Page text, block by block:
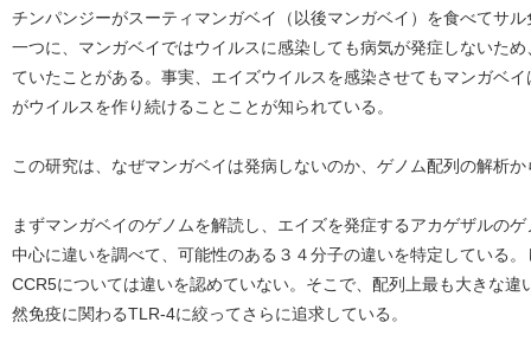
チンパンジーがスーティマンガベイ（以後マンガベイ）を食べてサ
一つに、マンガベイではウイルスに感染しても病気が発症しないた
ていたことがある。事実、エイズウイルスを感染させてもマンガベ
がウイルスを作り続けることことが知られている。
この研究は、なぜマンガベイは発病しないのか、ゲノム配列の解析
まずマンガベイのゲノムを解読し、エイズを発症するアカゲザルの
中心に違いを調べて、可能性のある３４分子の違いを特定している
CCR5については違いを認めていない。そこで、配列上最も大きな
然免疫に関わるTLR-4に絞ってさらに追求している。